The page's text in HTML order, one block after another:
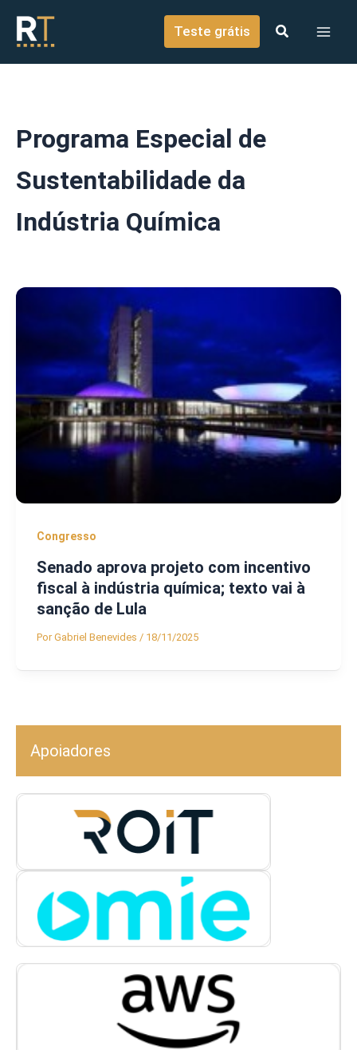
conteúdo
Teste grátis
Programa Especial de
Sustentabilidade da
Indústria Química
Congresso
Senado aprova projeto com incentivo
fiscal à indústria química; texto vai à
sanção de Lula
PorGabriel Benevides / 18/11/2025
Apoiadores